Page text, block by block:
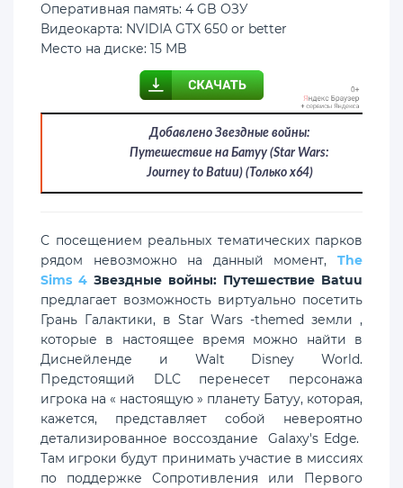
Оперативная память: 4 GB ОЗУ
Видеокарта: NVIDIA GTX 650 or better
Место на диске: 15 MB
Добавлено Звездные войны:
Путешествие на Батуу (Star Wars:
Journey to Batuu) (Только х64)
С посещением реальных тематических парков
рядом невозможно на данный момент, The
Sims 4 Звездные войны: Путешествие Batuu
предлагает возможность виртуально посетить
Грань Галактики, в Star Wars -themed земли ,
которые в настоящее время можно найти в
Диснейленде и Walt Disney World.
Предстоящий DLC перенесет персонажа
игрока на « настоящую » планету Батуу, которая,
кажется, представляет собой невероятно
детализированное воссоздание Galaxy's Edge.
Там игроки будут принимать участие в миссиях
по поддержке Сопротивления или Первого